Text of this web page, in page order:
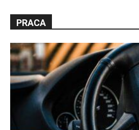
PRACA